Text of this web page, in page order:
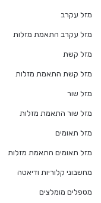
מזל עקרב
מזל עקרב התאמת מזלות
מזל קשת
מזל קשת התאמת מזלות
מזל שור
מזל שור התאמת מזלות
מזל תאומים
מזל תאומים התאמת מזלות
מחשבוני קלוריות ודיאטה
מטפלים מומלצים